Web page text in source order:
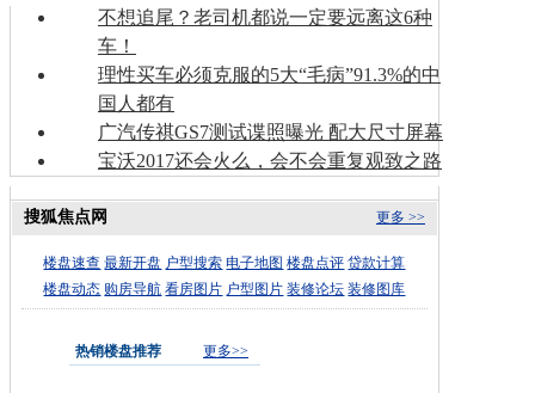
不想追尾？老司机都说一定要远离这6种
车！
理性买车必须克服的5大“毛病”91.3%的中
国人都有
广汽传祺GS7测试谍照曝光 配大尺寸屏幕
宝沃2017还会火么，会不会重复观致之路
更多 >>
搜狐焦点网
楼盘速查 最新开盘 户型搜索 电子地图 楼盘点评 贷款计算
楼盘动态 购房导航 看房图片 户型图片 装修论坛 装修图库
热销楼盘推荐 更多>>